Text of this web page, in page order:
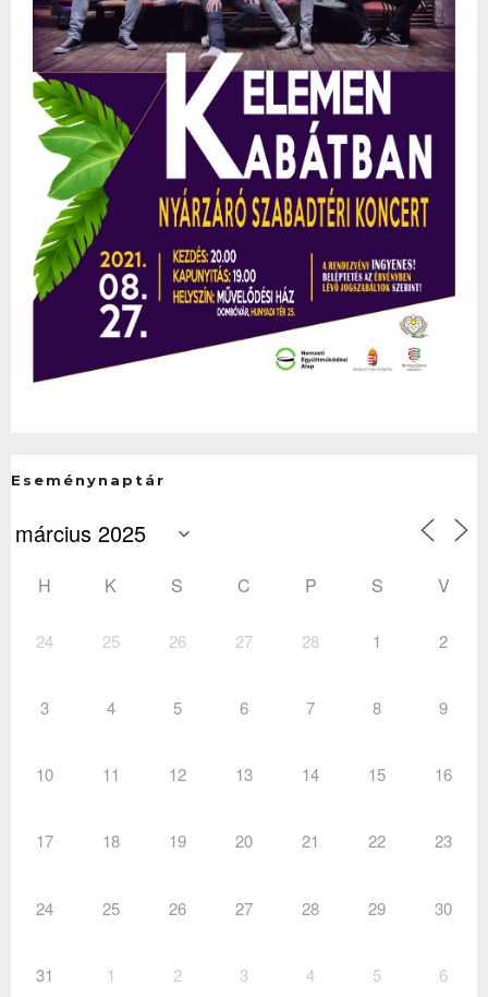
Eseménynaptár
H K S C P S V
24 25 26 27 28 1 2
3 4 5 6 7 8 9
10 11 12 13 14 15 16
17 18 19 20 21 22 23
24 25 26 27 28 29 30
31 1 2 3 4 5 6